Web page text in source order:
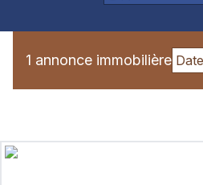
1 annonce immobilière